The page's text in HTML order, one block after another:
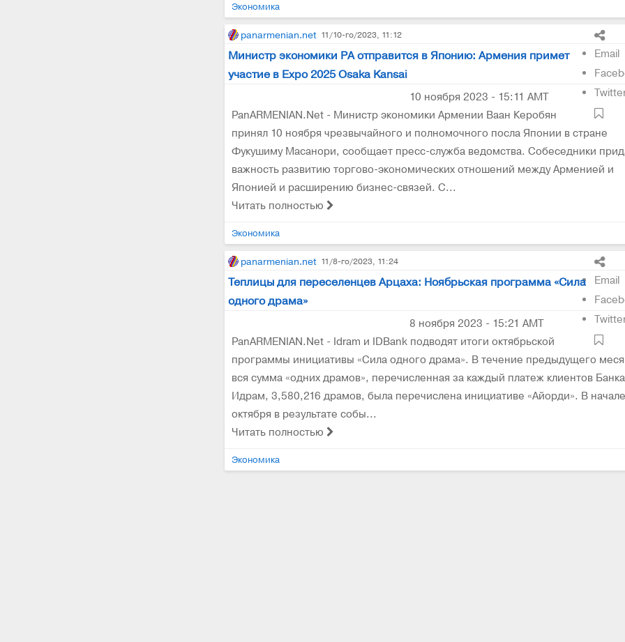
Экономика
panarmenian.net 11/10-го/2023, 11:12
Email
Министр экономики РА отправится в Японию: Армения примет
участие в Expo 2025 Osaka Kansai
10 ноября 2023 - 15:11 AMT
PanARMENIAN.Net - Министр экономики Армении Ваан Керобян
принял 10 ноября чрезвычайного и полномочного посла Японии в стране
Фукушиму Масанори, сообщает пресс-служба ведомства. Собеседники
важность развитию торгово-экономических отношений между Арменией и
Японией и расширению бизнес-связей. С...
Читать полностью
Экономика
panarmenian.net 11/8-го/2023, 11:24
Email
Теплицы для переселенцев Арцаха։ Ноябрьская программа «Сила
одного драма»
8 ноября 2023 - 15:21 AMT
PanARMENIAN.Net - Idram и IDBank подводят итоги октябрьской
программы инициативы «Сила одного драма». В течение предыдущего
вся сумма «одних драмов», перечисленная за каждый платеж клиентов
Идрам, 3,580,216 драмов, была перечислена инициативе «Айорди». В начале
октября в результате собы...
Читать полностью
Экономика